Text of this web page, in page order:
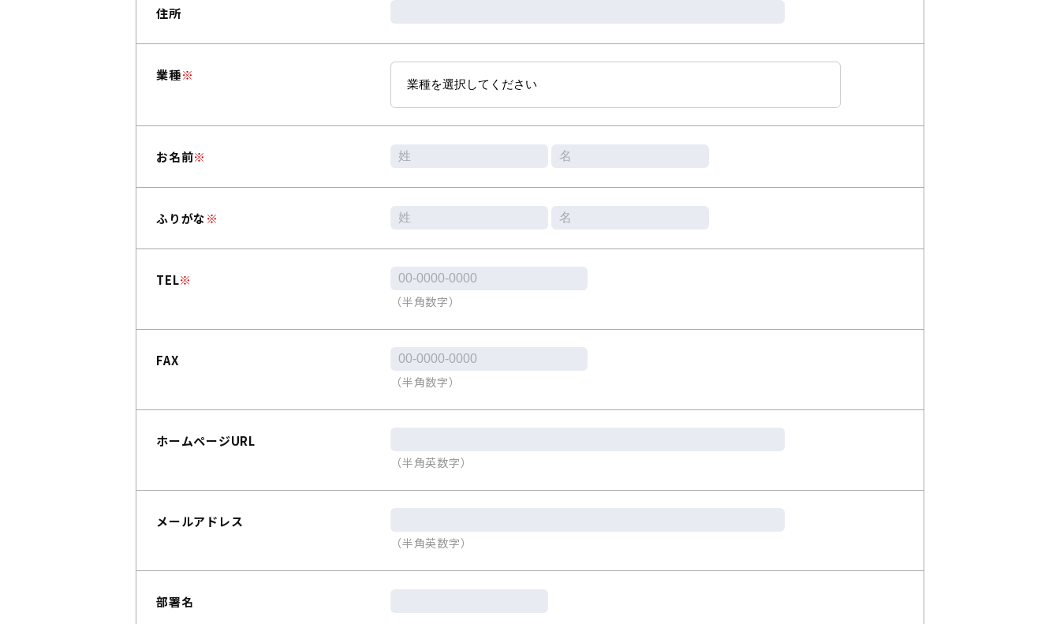
住所
業種※
お名前※
ふりがな※
TEL※
（半角数字）
FAX
（半角数字）
ホームページURL
（半角英数字）
メールアドレス
（半角英数字）
部署名